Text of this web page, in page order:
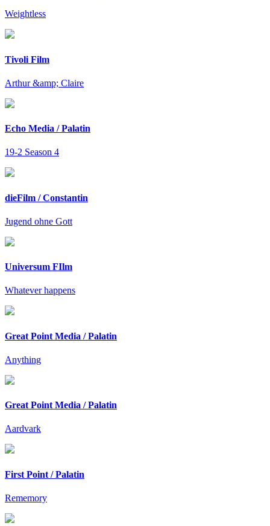
Weightless
Tivoli Film
Arthur &amp; Claire
Echo Media / Palatin
19-2 Season 4
dieFilm / Constantin
Jugend ohne Gott
Universum FIlm
Whatever happens
Great Point Media / Palatin
Anything
Great Point Media / Palatin
Aardvark
First Point / Palatin
Rememory